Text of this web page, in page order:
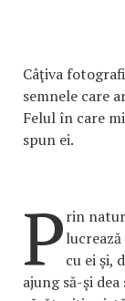
Câţiva
semnele care
Felul în care
spun ei.
Prin
cu ei şi,
ajung să-şi